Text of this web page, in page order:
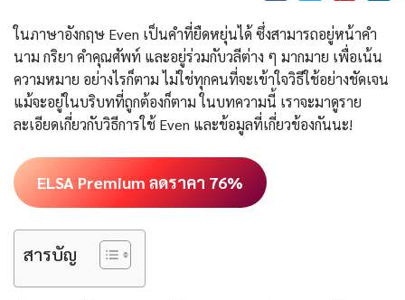
ในภาษาอังกฤษ Even เป็นคำที่ยืดหยุ่นได้ ซึ่งสามารถอยู่หน้าคำ
นาม กริยา คำคุณศัพท์ และอยู่ร่วมกับวลีต่าง ๆ มากมาย เพื่อเน้น
ความหมาย อย่างไรก็ตาม ไม่ใช่ทุกคนที่จะเข้าใจวิธีใช้อย่างชัดเจน
แม้จะอยู่ในบริบทที่ถูกต้องก็ตาม ในบทความนี้ เราจะมาดูราย
ละเอียดเกี่ยวกับวิธีการใช้ Even และข้อมูลที่เกี่ยวข้องกันนะ!
ELSA Premium ลดราคา 76%
สารบัญ